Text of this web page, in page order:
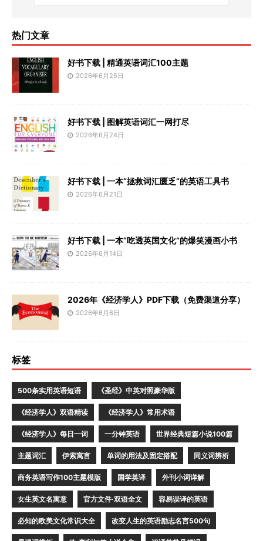
热门文章
好书下载 | 精通英语词汇100主题
2026年6月25日
好书下载 | 图解英语词汇一网打尽
2026年6月24日
好书下载 | 一本“拯救词汇匮乏”的英语工具书
2026年6月21日
好书下载 | 一本“吃透英国文化”的爆笑漫画小书
2026年6月14日
2026年《经济学人》PDF下载（免费渠道分享）
2026年6月6日
标签
500条实用英语短语 《圣经》中英对照豪华版
《经济学人》双语精读 《经济学人》常用术语
《经济学人》每日一词 一分钟英语 世界经典短篇小说100篇
主题词汇 伊索寓言 单词的用法及固定搭配 同义词辨析
商务英语写作100主题模版 国学英译 外刊小词详解
女生英文名寓意 官方文件·双语全文 容易误译的英语
必知的欧美文化常识大全 改变人生的英语励志名言500句